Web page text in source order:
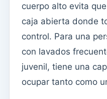
cuerpo alto evita
caja abierta donde
control. Para una
con lavados
juvenil, tiene una
ocupar tanto como